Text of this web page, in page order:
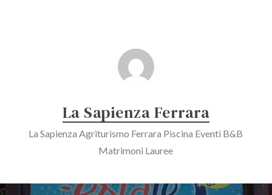
La Sapienza Ferrara
La Sapienza Agriturismo Ferrara Piscina Eventi B&B
Matrimoni Lauree